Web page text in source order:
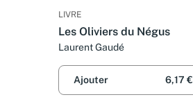
LIVRE
Les Oliviers du Négus
Laurent Gaudé
Ajouter 6,17 €